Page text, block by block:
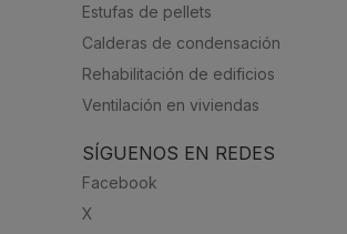
Estufas de pellets
Calderas de condensación
Rehabilitación de edificios
Ventilación en viviendas
SÍGUENOS EN REDES
Facebook
X